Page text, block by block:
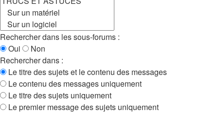
Rechercher dans les sous-forums :
Oui
Non
Rechercher dans :
Le titre des sujets et le contenu des messages
Le contenu des messages uniquement
Le titre des sujets uniquement
Le premier message des sujets uniquement